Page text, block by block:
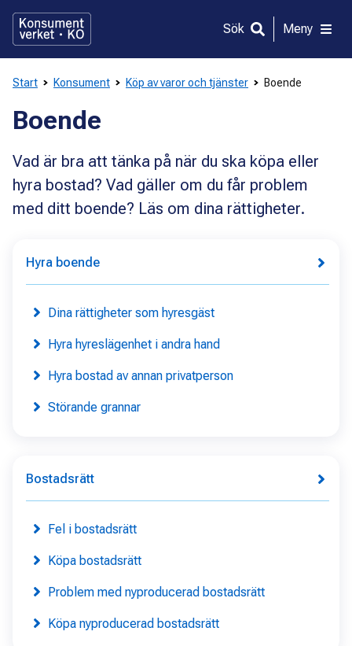
direkt
innehållet
Sök Meny
Start Konsument Köp av varor och tjänster Boende
Boende
Vad är bra att tänka på när du ska köpa eller
hyra bostad? Vad gäller om du får problem
med ditt boende? Läs om dina rättigheter.
Hyra boende
Dina rättigheter som hyresgäst
Hyra hyreslägenhet i andra hand
Hyra bostad av annan privatperson
Störande grannar
Bostadsrätt
Fel i bostadsrätt
Köpa bostadsrätt
Problem med nyproducerad bostadsrätt
Köpa nyproducerad bostadsrätt